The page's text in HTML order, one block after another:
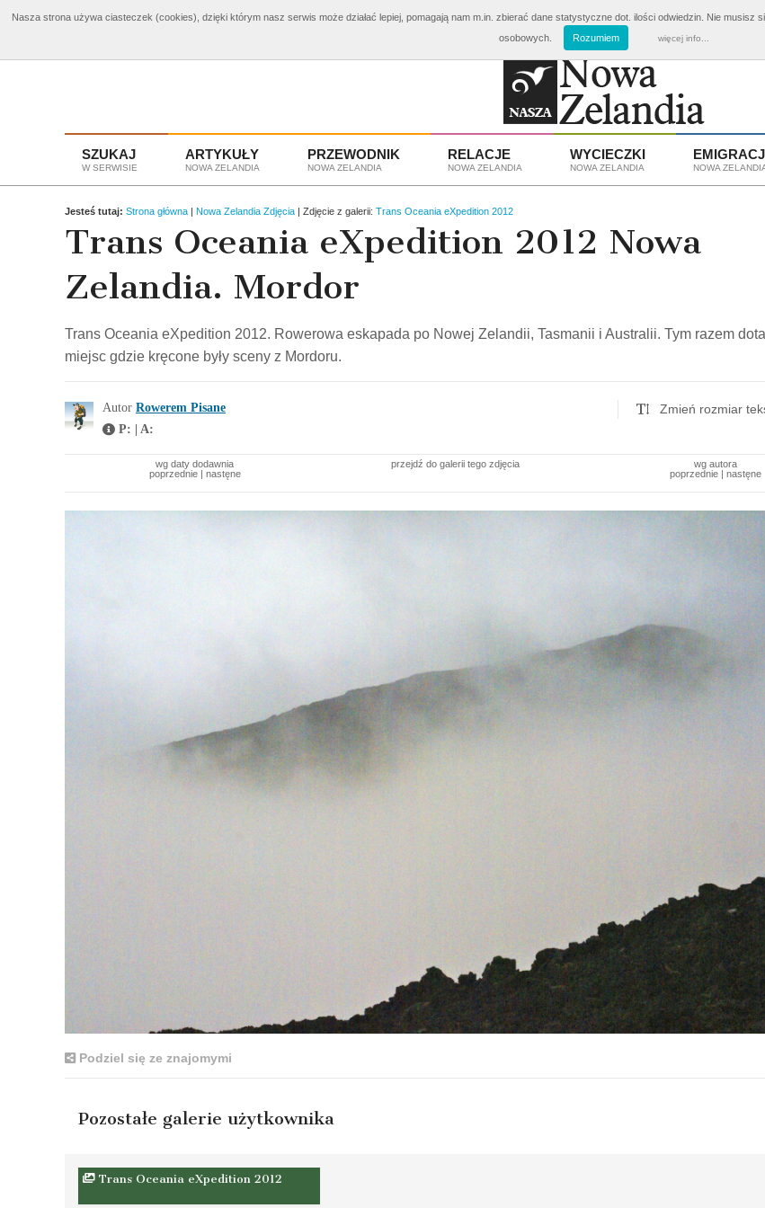
Bilety Nowa Zelandiaod 3960 zł Wycieczki Nowa Zelandiaod 3810 zł Emigracja i Praca w
SZUKAJ
W SERWISIE
ARTYKUŁY
NOWA ZELANDIA
PRZEWODNIK
NOWA ZELANDIA
RELACJE
NOWA ZELANDIA
WYCIECZKI
NOWA ZELANDIA NOWA
Jesteś tutaj: Strona główna | Nowa Zelandia Zdjęcia | Zdjęcie z galerii: Trans Oceania eXpedition 2012
Trans Oceania eXpedition 2012 Nowa
Zelandia. Mordor
Trans Oceania eXpedition 2012. Rowerowa eskapada po Nowej Zelandii, Tasmanii i Australii. Tym razem
miejsc gdzie kręcone były sceny z Mordoru.
Autor Rowerem Pisane
P: | A:
Zmień rozmiar
wg daty dodawnia
poprzednie| nastęne
przejdź do galerii tego zdjęcia
wg autora
poprzednie |nastęne
Podziel się ze znajomymi
Pozostałe galerie użytkownika
Trans Oceania eXpedition 2012
Nasza strona używa ciasteczek (cookies), dzięki którym nasz serwis może działać lepiej, pomagają nam m.in. zbierać dane statystyczne dot. ilości odwiedzin. Nie
osobowych.
Rozumiem więcej info...